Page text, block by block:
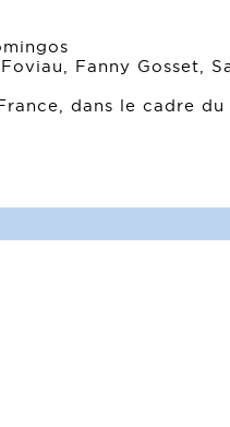
Fanny Gosset,
dans le cadre